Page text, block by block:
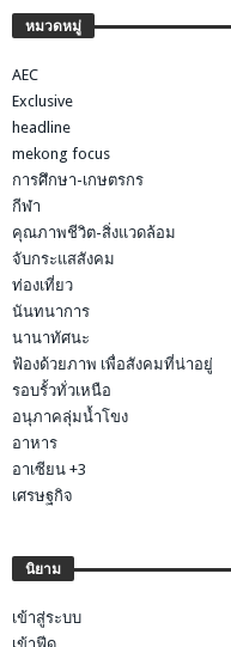
หมวดหมู่
AEC
Exclusive
headline
mekong focus
การศึกษา-เกษตรกร
กีฬา
คุณภาพชีวิต-สิ่งแวดล้อม
จับกระแสสังคม
ท่องเที่ยว
นันทนาการ
นานาทัศนะ
ฟ้องด้วยภาพ เพื่อสังคมที่น่าอยู่
รอบรั้วทั่วเหนือ
อนุภาคลุ่มน้ำโขง
อาหาร
อาเซียน +3
เศรษฐกิจ
นิยาม
เข้าสู่ระบบ